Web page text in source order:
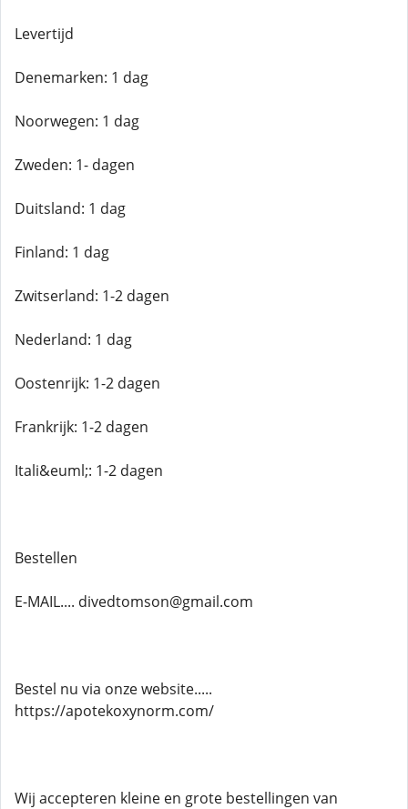
Levertijd
Denemarken: 1 dag
Noorwegen: 1 dag
Zweden: 1- dagen
Duitsland: 1 dag
Finland: 1 dag
Zwitserland: 1-2 dagen
Nederland: 1 dag
Oostenrijk: 1-2 dagen
Frankrijk: 1-2 dagen
Itali&euml;: 1-2 dagen
Bestellen
E-MAIL.... divedtomson@gmail.com
Bestel nu via onze website.....
https://apotekoxynorm.com/
Wij accepteren kleine en grote bestellingen van